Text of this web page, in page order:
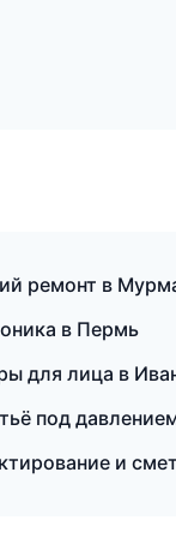
ремонт в
в Пермь
для лица в
под
и